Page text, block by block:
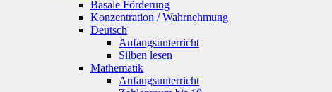
Basale Förderung
Konzentration / Wahrnehmung
Deutsch
Anfangsunterricht
Silben lesen
Mathematik
Anfangsunterricht